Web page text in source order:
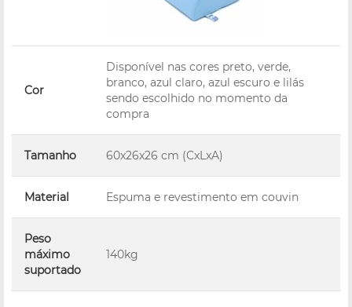
Cor
Disponível nas cores preto, verde,
branco, azul claro, azul escuro e lilás
sendo escolhido no momento da
compra
Tamanho 60x26x26 cm (CxLxA)
Material Espuma e revestimento em couvin
Peso
máximo
suportado
140kg